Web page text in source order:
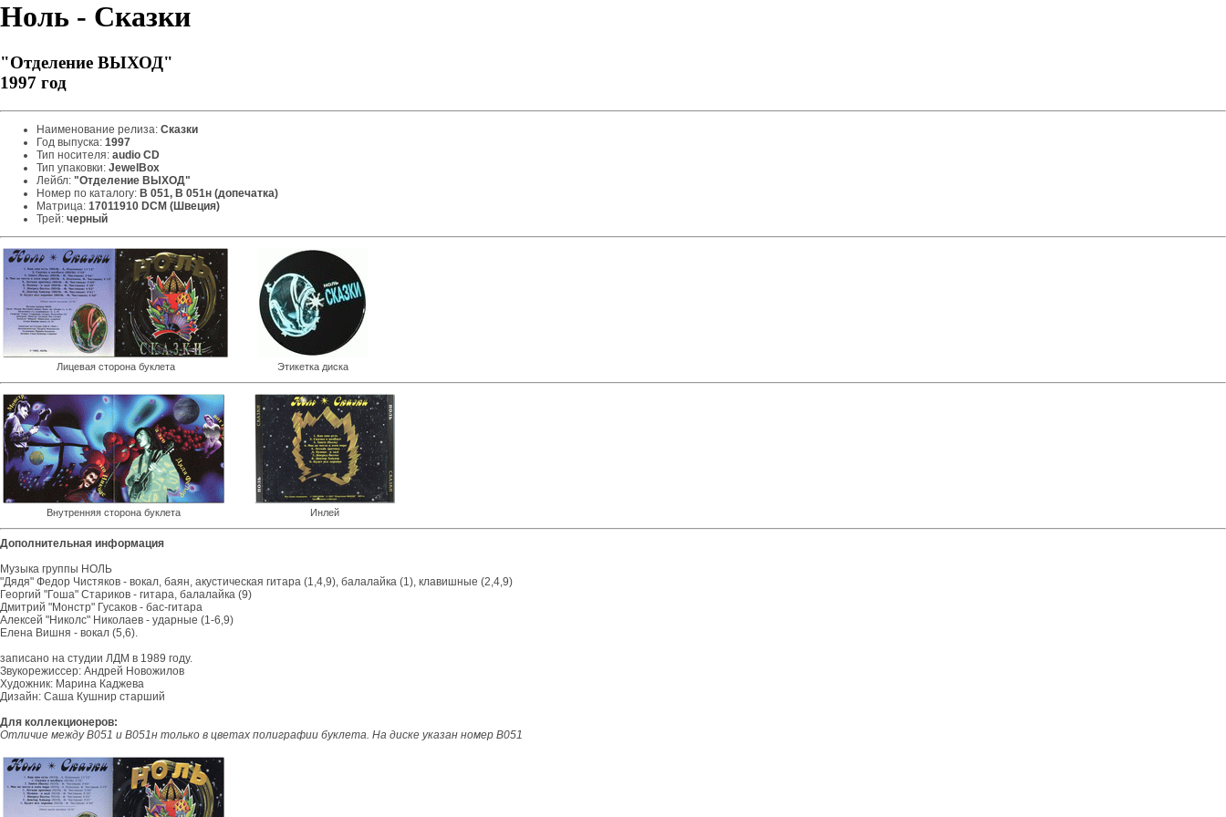
Ноль - Сказки
"Отделение ВЫХОД"
1997 год
Наименование релиза: Сказки
Год выпуска: 1997
Тип носителя: audio CD
Тип упаковки: JewelBox
Лейбл: "Отделение ВЫХОД"
Номер по каталогу: B 051, B 051н (допечатка)
Матрица: 17011910 DCM (Швеция)
Трей: черный
Лицевая сторона буклета Этикетка диска
Внутренняя сторона буклета Инлей
Дополнительная информация
Музыка группы НОЛЬ
"Дядя" Федор Чистяков - вокал, баян, акустическая гитара (1,4,9), балалайка (1), клавишные (2,4,9)
Георгий "Гоша" Стариков - гитара, балалайка (9)
Дмитрий "Монстр" Гусаков - бас-гитара
Алексей "Николс" Николаев - ударные (1-6,9)
Елена Вишня - вокал (5,6).
записано на студии ЛДМ в 1989 году.
Звукорежиссер: Андрей Новожилов
Художник: Марина Каджева
Дизайн: Саша Кушнир старший
Для коллекционеров:
Отличие между B051 и B051н только в цветах полиграфии буклета. На диске указан номер B051